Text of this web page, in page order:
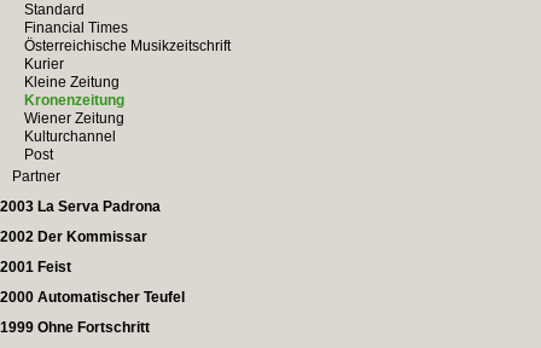
Standard
Financial Times
Österreichische Musikzeitschrift
Kurier
Kleine Zeitung
Kronenzeitung
Wiener Zeitung
Kulturchannel
Post
Partner
2003 La Serva Padrona
2002 Der Kommissar
2001 Feist
2000 Automatischer Teufel
1999 Ohne Fortschritt